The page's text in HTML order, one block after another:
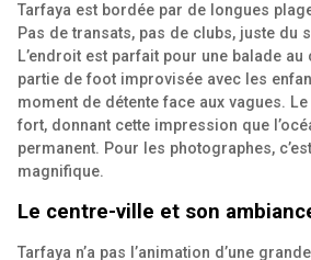
Tarfaya est bordée par de longues
Pas de transats, pas de clubs, juste du
L’endroit est parfait pour une balade
partie de foot improvisée avec les
moment de détente face aux vagues.
fort, donnant cette impression que
permanent. Pour les photographes,
magnifique.
Le centre-ville et son
Tarfaya n’a pas l’animation d’une